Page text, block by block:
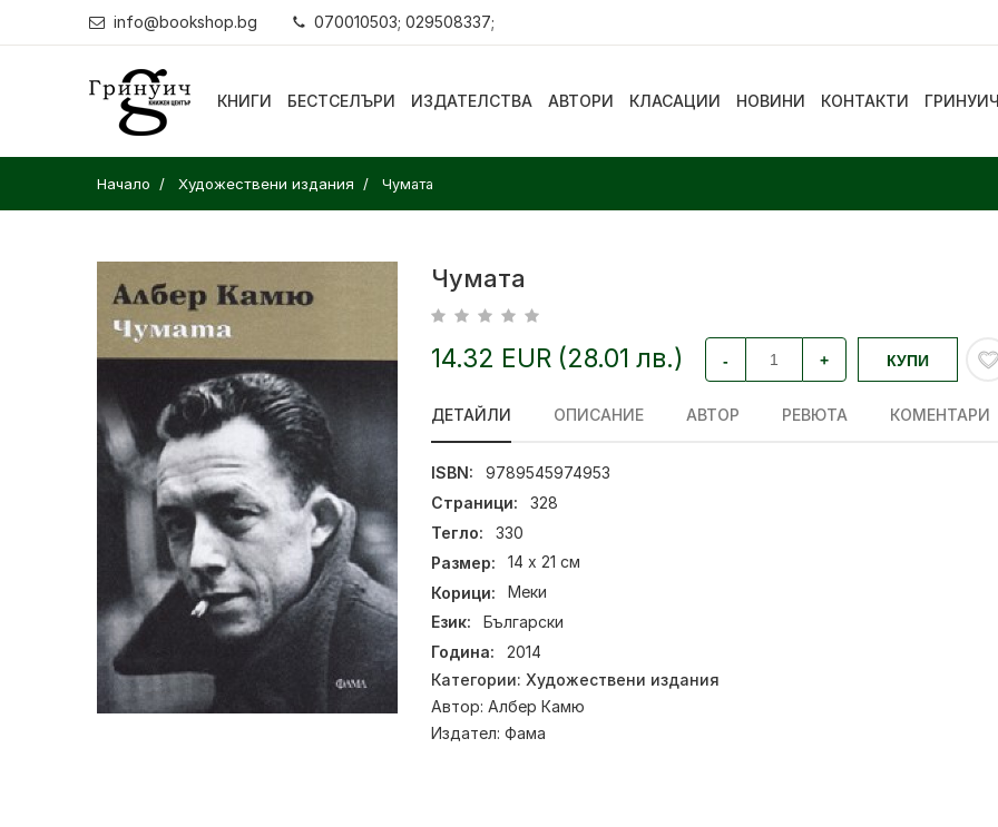
info@bookshop.bg 070010503; 029508337;
КНИГИ БЕСТСЕЛЪРИ ИЗДАТЕЛСТВА АВТОРИ КЛАСАЦИИ НОВИНИ КОНТАКТИ ГРИНУИЧ
Начало Художествени издания Чумата
Чумата
14.32 EUR (28.01 лв.) - + КУПИ
ДЕТАЙЛИ ОПИСАНИЕ АВТОР РЕВЮТА КОМЕНТАРИ
ISBN:
9789545974953
Страници:
328
Тегло:
330
Размер:
14 х 21 см
Корици:
Меки
Език:
Български
Година:
2014
Категории: Художествени издания
Автор: Албер Камю
Издател: Фама